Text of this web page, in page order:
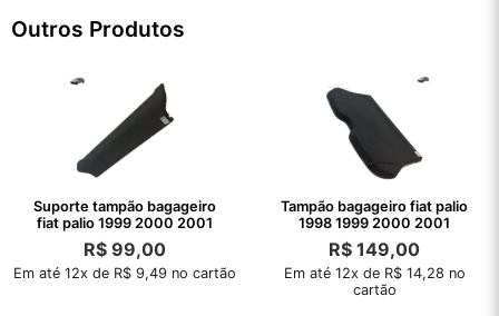
Outros Produtos
Suporte tampão bagageiro
fiat palio 1999 2000 2001
R$ 99,00
Em até 12x de R$ 9,49 no cartão
Tampão bagageiro fiat palio
1998 1999 2000 2001
R$ 149,00
Em até 12x de R$ 14,28 no
cartão